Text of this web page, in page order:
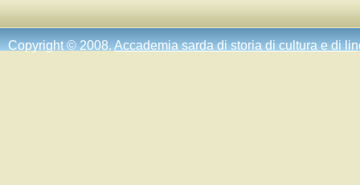
Copyright © 2008.Accademia sarda di storia di cultura e di